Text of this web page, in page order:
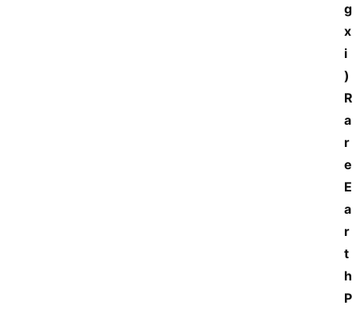
g
x
i
)
R
a
r
e
E
a
r
t
h
P